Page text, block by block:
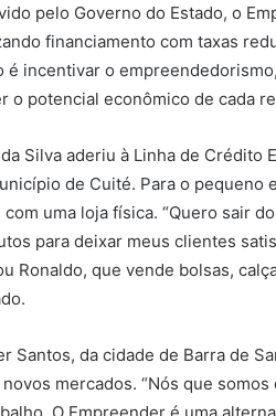
pelo Governo do Estado, o
financiamento com taxas
incentivar o
o potencial econômico de cada
Silva aderiu à Linha de Crédito
de Cuité. Para o pequeno
uma loja física. “Quero sair
para deixar meus clientes
Ronaldo, que vende bolsas,
Santos, da cidade de Barra de
mercados. “Nós que
O Empreender é uma